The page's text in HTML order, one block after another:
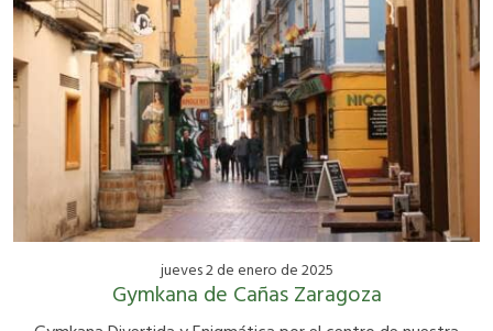
jueves 2 de enero de 2025
Gymkana de Cañas Zaragoza